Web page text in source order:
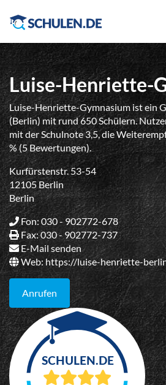
Luise-Henriette-
Luise-Henriette-Gymnasium ist ein
(Berlin) mit rund 650 Schülern.
mit der Schulnote 3,5, die
% (5 Bewertungen).
Kurfürstenstr. 53-54
12105 Berlin
Berlin
Fon: 030 - 902772-678
Fax: 030 - 902772-737
E-Mail senden
Web: https://luise-henriette-
Anrufen